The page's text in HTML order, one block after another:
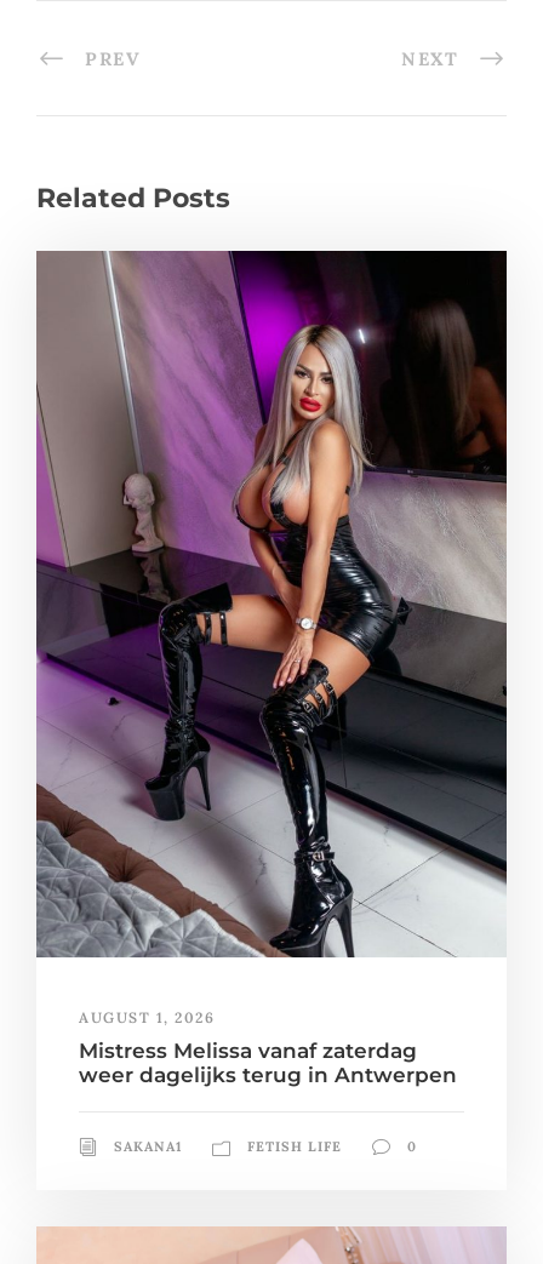
PREV NEXT
Related Posts
AUGUST 1, 2026
Mistress Melissa vanaf zaterdag
weer dagelijks terug in Antwerpen
SAKANA1 FETISH LIFE 0